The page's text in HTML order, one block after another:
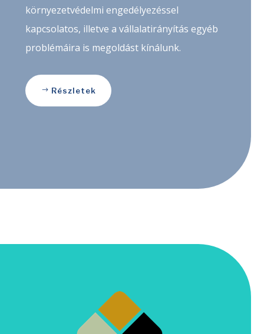
környezetvédelmi engedélyezéssel
kapcsolatos, illetve a vállalatirányítás egyéb
problémáira is megoldást kínálunk.
Részletek